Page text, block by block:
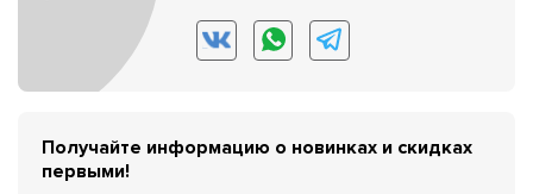
Получайте информацию о новинках и скидках
первыми!